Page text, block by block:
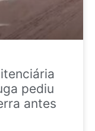
pediu
antes